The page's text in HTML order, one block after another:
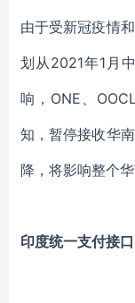
由于受新冠疫情
划从2021年1月
响，ONE、
知，暂停接收华
降，将影响整个
印度统一支付接口